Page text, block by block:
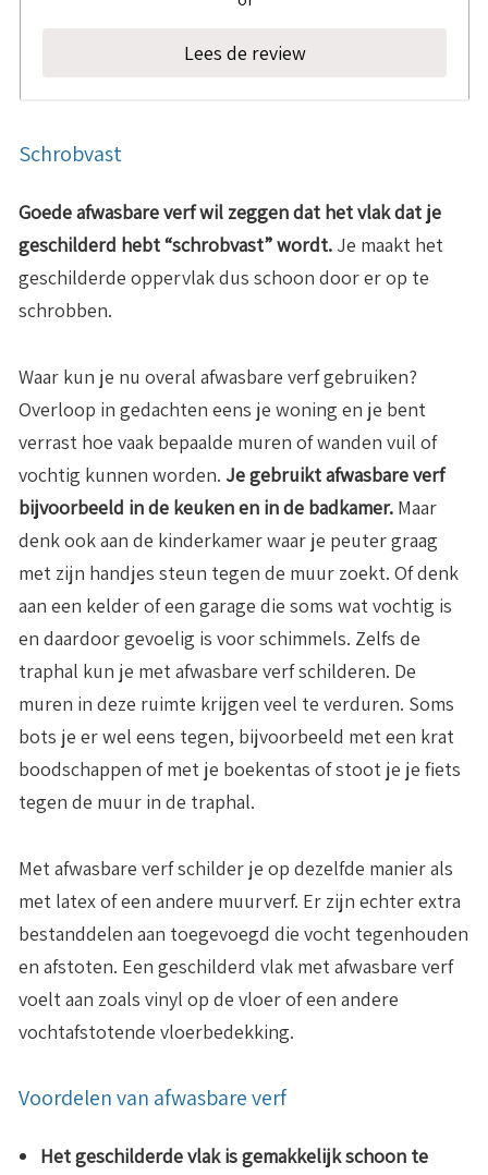
Lees de review
Schrobvast
Goede afwasbare verf wil zeggen dat het vlak dat je
geschilderd hebt “schrobvast” wordt. Je maakt het
geschilderde oppervlak dus schoon door er op te
schrobben.
Waar kun je nu overal afwasbare verf gebruiken?
Overloop in gedachten eens je woning en je bent
verrast hoe vaak bepaalde muren of wanden vuil of
vochtig kunnen worden. Je gebruikt afwasbare verf
bijvoorbeeld in de keuken en in de badkamer. Maar
denk ook aan de kinderkamer waar je peuter graag
met zijn handjes steun tegen de muur zoekt. Of denk
aan een kelder of een garage die soms wat vochtig is
en daardoor gevoelig is voor schimmels. Zelfs de
traphal kun je met afwasbare verf schilderen. De
muren in deze ruimte krijgen veel te verduren. Soms
bots je er wel eens tegen, bijvoorbeeld met een krat
boodschappen of met je boekentas of stoot je je fiets
tegen de muur in de traphal.
Met afwasbare verf schilder je op dezelfde manier als
met latex of een andere muurverf. Er zijn echter extra
bestanddelen aan toegevoegd die vocht tegenhouden
en afstoten. Een geschilderd vlak met afwasbare verf
voelt aan zoals vinyl op de vloer of een andere
vochtafstotende vloerbedekking.
Voordelen van afwasbare verf
Het geschilderde vlak is gemakkelijk schoon te